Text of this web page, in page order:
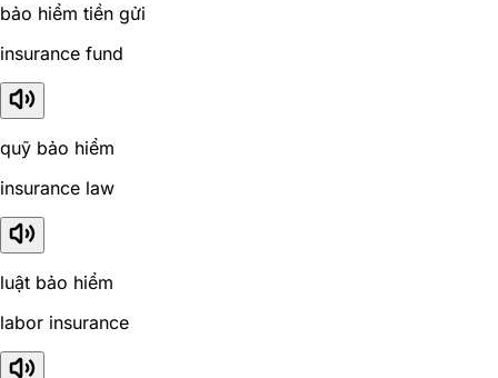
bảo hiểm tiền gửi
insurance fund
quỹ bảo hiểm
insurance law
luật bảo hiểm
labor insurance